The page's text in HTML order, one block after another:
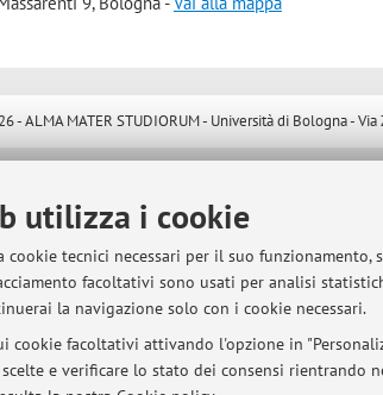
utilizza i cookie
tecnici necessari per il suo
facoltativi sono usati per analisi
la navigazione solo con i cookie necessari.
cookie facoltativi attivando l'opzione in
e verificare lo stato dei consensi rientrando
- ALMA MATER STUDIORUM - Università di Bologna -